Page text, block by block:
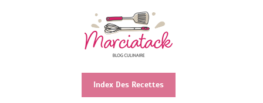
Index Des Recettes